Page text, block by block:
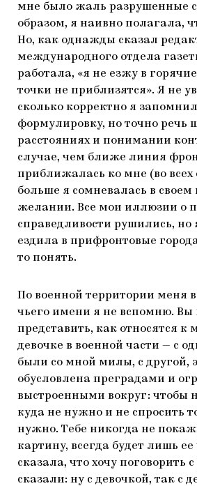
мне было жаль разрушенные
образом, я наивно полагала,
Но, как однажды сказал
международного отдела
работала, «я не езжу в
точки не приблизятся». Я не
сколько корректно я
формулировку, но точно речь
расстояниях и понимании
случае, чем ближе линия
приближалась ко мне (во всех
больше я сомневалась в своем
желании. Все мои иллюзии о
справедливости рушились, но
ездила в прифронтовые
то понять.
По военной территории меня
чьего имени я не вспомню. Вы
представить, как относятся к
девочке в военной части — с
были со мной милы, с другой,
обусловлена преградами и
выстроенными вокруг: чтобы
куда не нужно и не спросить
нужно. Тебе никогда не
картину, всегда будет лишь ее
сказала, что хочу поговорить
сказали: ну с девочкой, так с